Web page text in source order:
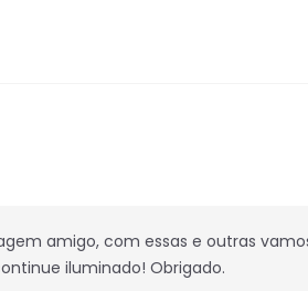
amigo, com essas e outras
iluminado! Obrigado.